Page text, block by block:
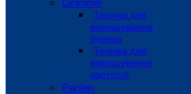
Техніка для
вирощування
буряка
Техніка для
вирощування
картоплі
Panien